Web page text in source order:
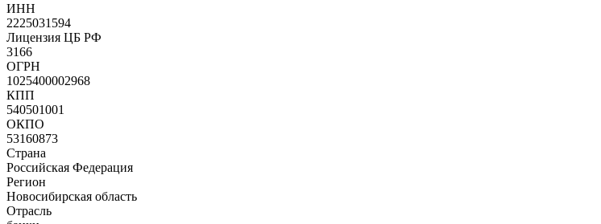
ИНН
2225031594
Лицензия ЦБ РФ
3166
ОГРН
1025400002968
КПП
540501001
ОКПО
53160873
Страна
Российская Федерация
Регион
Новосибирская область
Отрасль